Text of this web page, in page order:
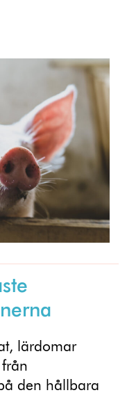
lärdomar
den hållbara